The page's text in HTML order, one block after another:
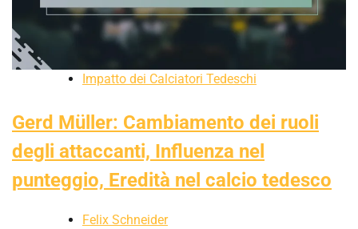
Impatto dei Calciatori Tedeschi
Gerd Müller: Cambiamento dei ruoli
degli attaccanti, Influenza nel
punteggio, Eredità nel calcio tedesco
Felix Schneider